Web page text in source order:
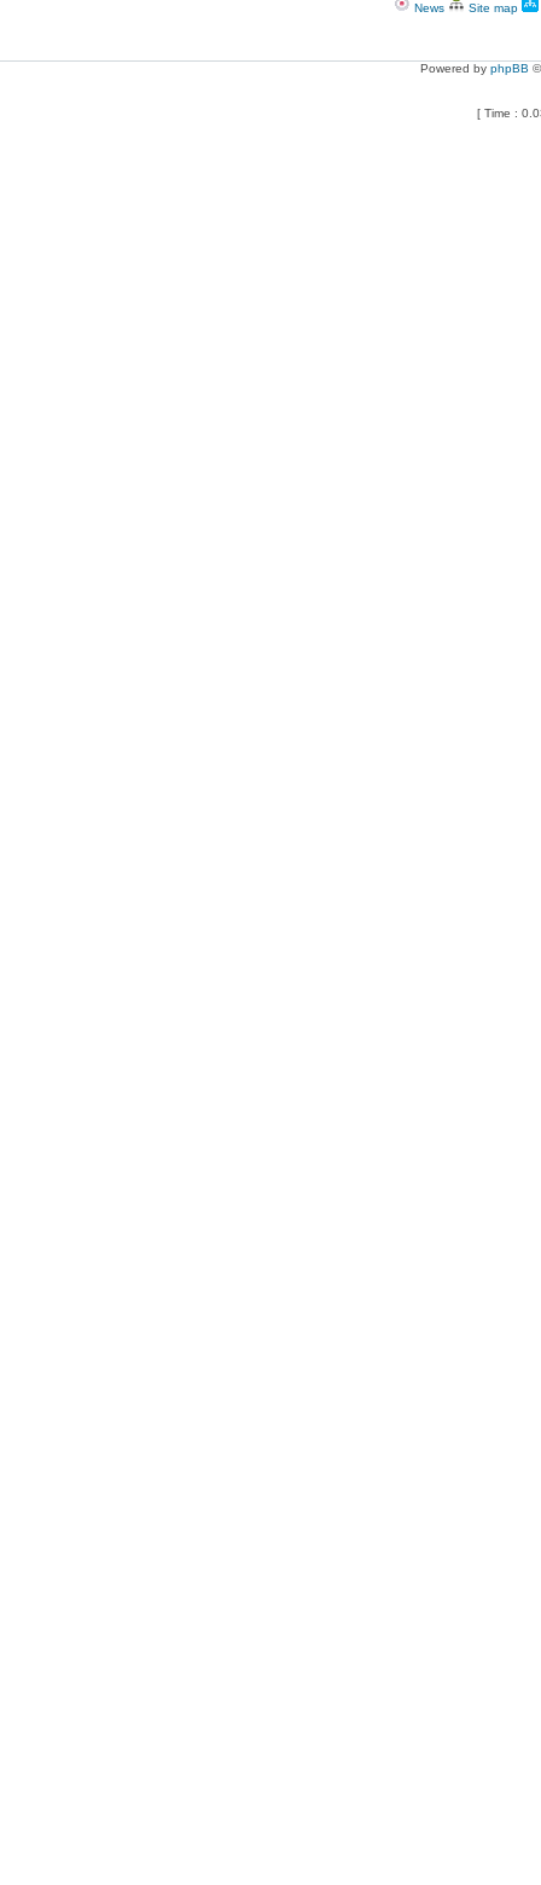
News Site map
Powered by phpBB
[ Time :